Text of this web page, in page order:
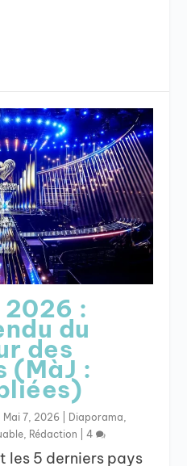
2026 :
du
des
(MàJ :
Mai 7, 2026 Diaporama,
, Rédaction |4
les 5 derniers pays